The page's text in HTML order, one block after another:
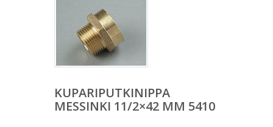
KUPARIPUTKINIPPA
MESSINKI 11/2×42 MM 5410